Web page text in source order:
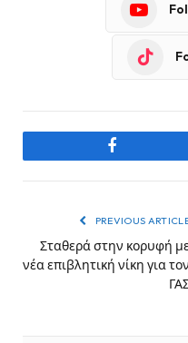
Facebook
PREVIOUS
Σταθερά στην κορυφή
νέα επιβλητική νίκη για τον